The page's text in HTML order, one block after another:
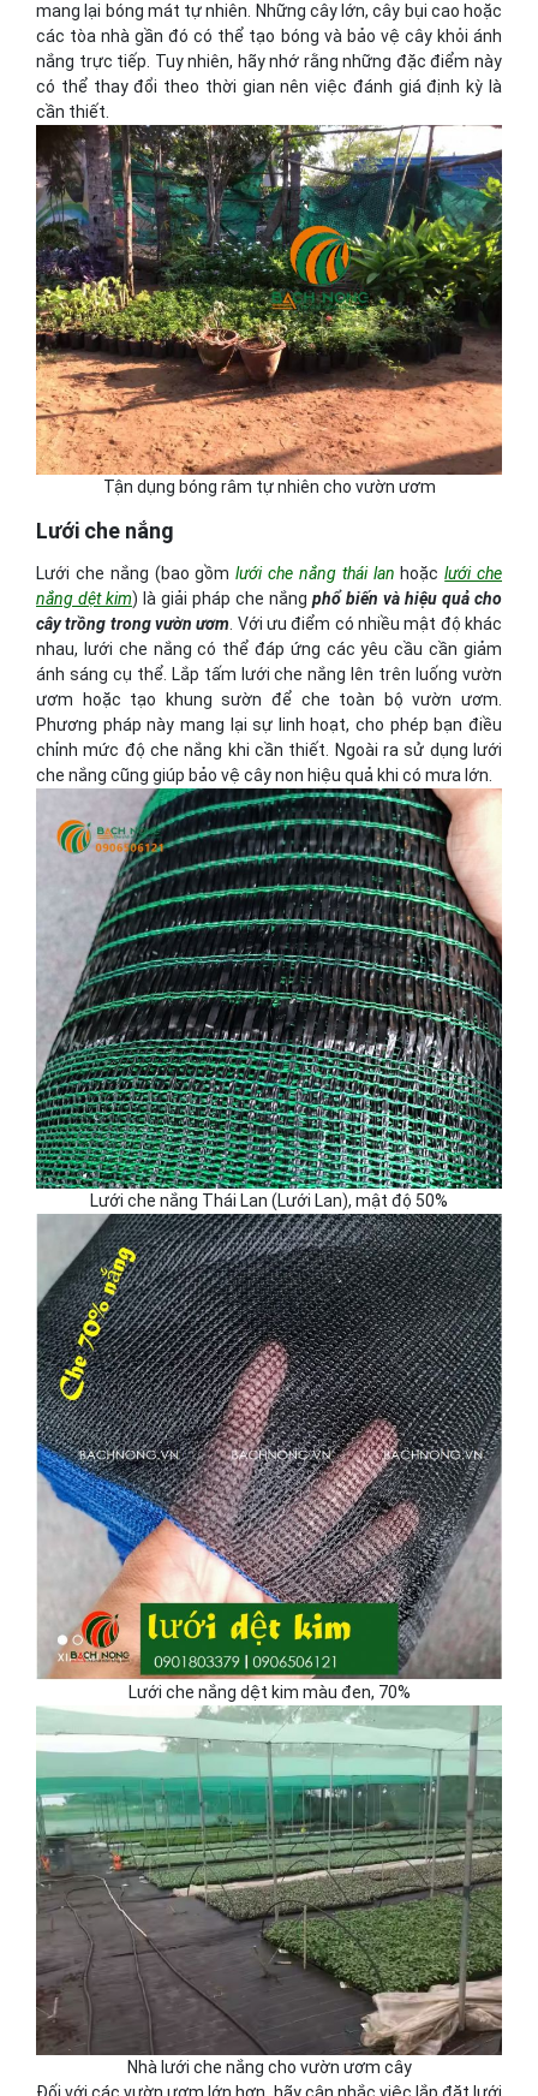
mang lại bóng mát tự nhiên. Những cây lớn, cây bụi cao hoặc
các tòa nhà gần đó có thể tạo bóng và bảo vệ cây khỏi ánh
nắng trực tiếp. Tuy nhiên, hãy nhớ rằng những đặc điểm này
có thể thay đổi theo thời gian nên việc đánh giá định kỳ là
cần thiết.
Tận dụng bóng râm tự nhiên cho vườn ươm
Lưới che nắng
Lưới che nắng (bao gồmlưới che nắng thái lan hoặclưới che
nắng dệt kim) là giải pháp che nắng phổ biến và hiệu quả cho
cây trồng trong vườn ươm . Với ưu điểm có nhiều mật độ khác
nhau, lưới che nắng có thể đáp ứng các yêu cầu cần giảm
ánh sáng cụ thể. Lắp tấm lưới che nắng lên trên luống vườn
ươm hoặc tạo khung sườn để che toàn bộ vườn ươm.
Phương pháp này mang lại sự linh hoạt, cho phép bạn điều
chỉnh mức độ che nắng khi cần thiết. Ngoài ra sử dụng lưới
che nắng cũng giúp bảo vệ cây non hiệu quả khi có mưa lớn.
Lưới che nắng Thái Lan (Lưới Lan), mật độ 50%
Lưới che nắng dệt kim màu đen, 70%
Nhà lưới che nắng cho vườn ươm cây
Đối với các vườn ươm lớn hơn, hãy cân nhắc việc lắp đặt lưới